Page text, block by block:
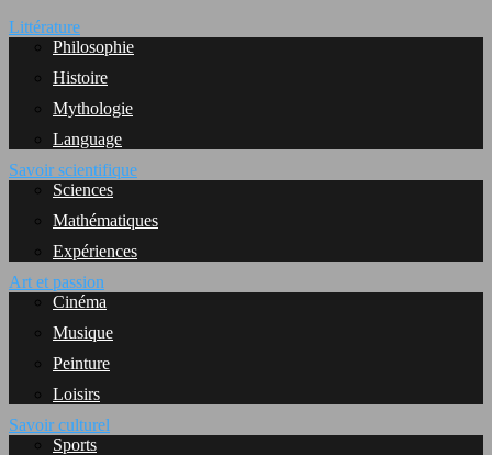
Littérature
Philosophie
Histoire
Mythologie
Language
Savoir scientifique
Sciences
Mathématiques
Expériences
Art et passion
Cinéma
Musique
Peinture
Loisirs
Savoir culturel
Sports